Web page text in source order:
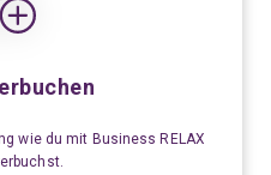
wie du mit Business RELAX